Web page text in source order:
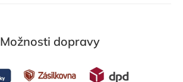
Možnosti dopravy